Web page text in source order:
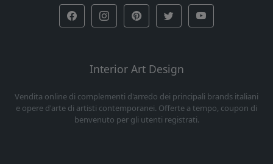
Interior Art Design
Vendita online di complementi d'arredo dei principali brands italiani
e opere d'arte di artisti contemporanei. Offerte a tempo, coupon di
benvenuto per gli utenti registrati.